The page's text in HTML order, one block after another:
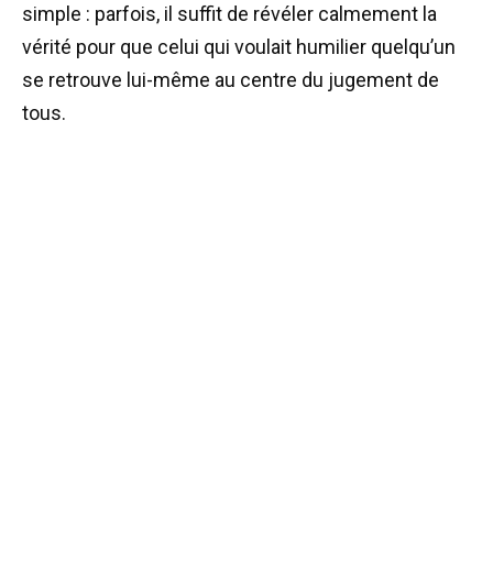
simple : parfois, il suffit de révéler calmement la
vérité pour que celui qui voulait humilier quelqu’un
se retrouve lui-même au centre du jugement de
tous.